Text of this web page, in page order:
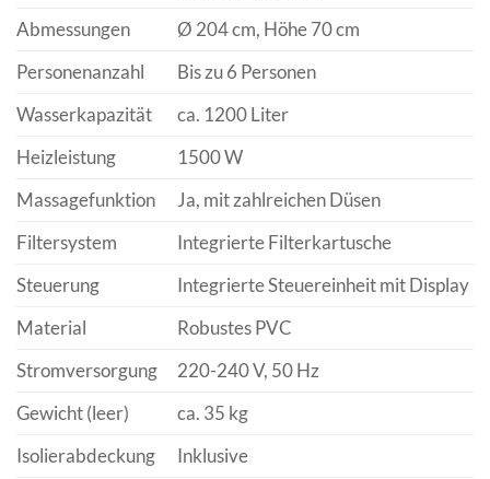
Abmessungen
Ø 204 cm, Höhe 70 cm
Personenanzahl
Bis zu 6 Personen
Wasserkapazität
ca. 1200 Liter
Heizleistung
1500 W
Massagefunktion
Ja, mit zahlreichen Düsen
Filtersystem
Integrierte Filterkartusche
Steuerung
Integrierte Steuereinheit mit Display
Material
Robustes PVC
Stromversorgung
220-240 V, 50 Hz
Gewicht (leer)
ca. 35 kg
Isolierabdeckung
Inklusive